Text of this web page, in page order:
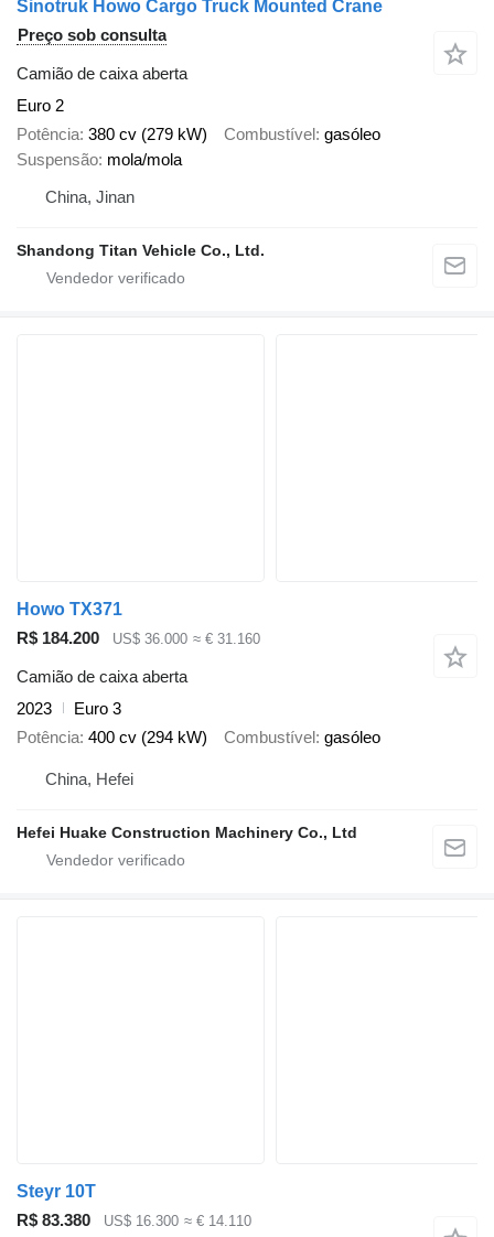
Sinotruk Howo Cargo Truck Mounted Crane
Preço sob consulta
Camião de caixa aberta
Euro 2
Potência 380 cv (279 kW) Combustível gasóleo
Suspensão mola/mola
China, Jinan
Shandong Titan Vehicle Co., Ltd.
Howo TX371
R$ 184.200
US$ 36.000 ≈ € 31.160
Camião de caixa aberta
2023
Euro 3
Potência 400 cv (294 kW) Combustível gasóleo
China, Hefei
Hefei Huake Construction Machinery Co., Ltd
Steyr 10T
R$ 83.380
US$ 16.300 ≈ € 14.110